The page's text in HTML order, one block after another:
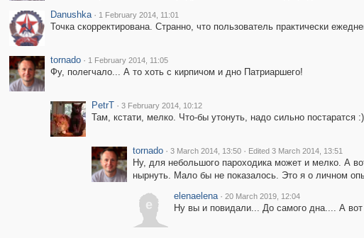
Danushka · 1 February 2014, 11:01
Точка скорректирована. Странно, что пользователь практически
tornado · 1 February 2014, 11:05
Фу, полегчало... А то хоть с кирпичом и дно Патриаршего!
PetrT · 3 February 2014, 10:12
Там, кстати, мелко. Что-бы утонуть, надо сильно постаратся :)
tornado · 3 March 2014, 13:50 · Edited 3 March 2014, 13:51
Ну, для небольшого пароходика может и мелко. А
нырнуть. Мало бы не показалось. Это я о личном
e
elenaelena · 20 March 2019, 12:04
Ну вы и повидали... До самого дна.... А